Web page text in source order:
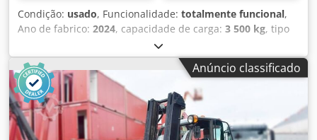
Condição: usado, Funcionalidade: totalmente funcional,
Ano de fabrico: 2024, capacidade de carga: 3 500 kg, tipo
, peso em vazio:
comprimento total:4 540 mm, tipo de transmissão:Diesel,
Tipo de mastro: Nenhum Condição técnica: Novo Tipo de
pneu dianteiro: Pneumático Tamanho do pneu dianteiro:
16/70-20 Tipo de pneu traseiro: Pneumático Tamanho do
pneu traseiro: 12-16,5 Cjdpjxgkncofx Af Hoha Certificado
CE,
Anúncio classificado